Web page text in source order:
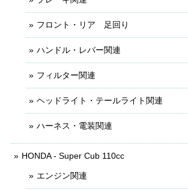
フロント・リア 足回り
ハンドル・レバー関連
フィルター関連
ヘッドライト・テールライト関連
ハーネス・電装関連
HONDA - Super Cub 110cc
エンジン関連